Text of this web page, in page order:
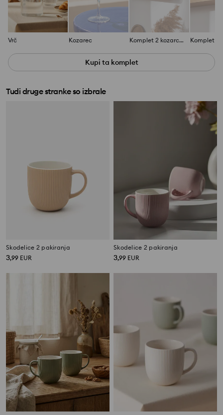
Vrč Kozarec Komplet 2 kozarcev
Kupi ta komplet
Tudi druge stranke so izbrale
Skodelice 2 pakiranja
3,99 EUR
Skodelice 2 pakiranja
3,99 EUR